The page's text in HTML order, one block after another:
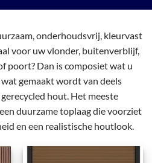
onderhoudsvrij, kleurvast
voor uw vlonder, buitenverblijf,
poort? Dan is composiet wat u
gemaakt wordt van deels
hout. Het meeste
duurzame toplaag die voorziet
en een realistische houtlook.